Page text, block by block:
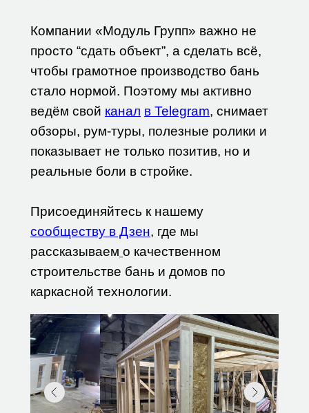
Компании «Модуль Групп» важно не
просто “сдать объект”, а сделать всё,
чтобы грамотное производство бань
стало нормой. Поэтому мы активно
ведём свой канал в Telegram, снимает
обзоры, рум-туры, полезные ролики и
показывает не только позитив, но и
реальные боли в стройке.
Присоединяйтесь к нашему
сообществу в Дзен, где мы
рассказываем о качественном
строительстве бань и домов по
каркасной технологии.